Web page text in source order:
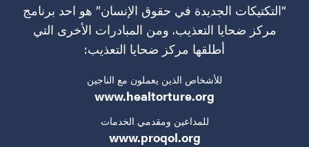
“التكتيكات الجديدة في حقوق الإنسان” هو احد برنامج
مركز ضحايا التعذيب. ومن المبادرات الأخرى التي
أطلقها مركز ضحايا التعذيب:
للأشخاص الذين يعملون مع الناجين
www.healtorture.org
للمداعين ومقدمي الخدمات
www.proqol.org